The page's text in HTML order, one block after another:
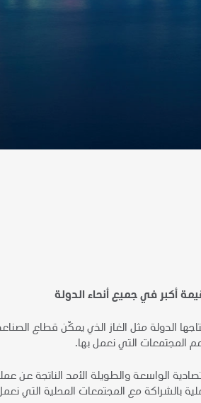
أكبر في جميع أنحاء الدولة
الدولة مثل الغاز الذي يمكّن قطاع
المجتمعات التي نعمل بها.
الواسعة والطويلة الأمد الناتجة عن
بالشراكة مع المجتمعات المحلية التي